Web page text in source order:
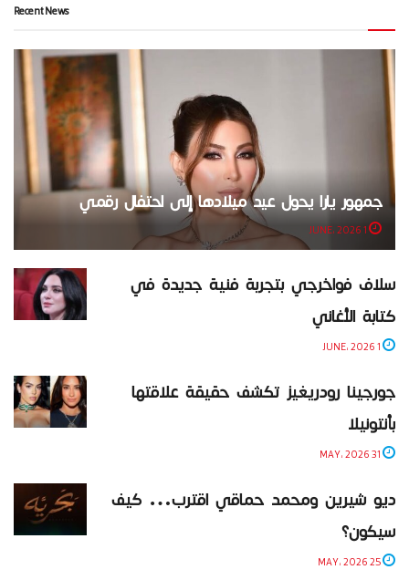
Recent News
جمهور يارا يحول عيد ميلادها إلى احتفال رقمي
سلاف فواخرجي بتجربة فنية جديدة في
كتابة الأغاني
جورجينا رودريغيز تكشف حقيقة علاقتها
بأنتونيلا
ديو شيرين ومحمد حماقي اقترب… كيف
سيكون؟